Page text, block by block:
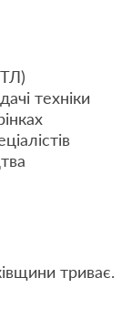
техніки
триває.